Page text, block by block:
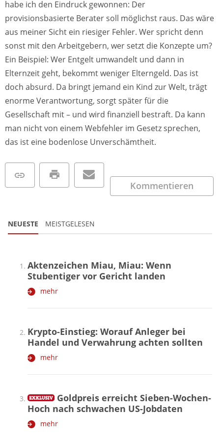
habe ich den Eindruck gewonnen: Der
provisionsbasierte Berater soll möglichst raus. Das wäre
aus meiner Sicht ein riesiger Fehler. Wer spricht denn
sonst mit den Arbeitgebern, wer setzt die Konzepte um?
Ein Beispiel: Wer Entgelt umwandelt und dann in
Elternzeit geht, bekommt weniger Elterngeld. Das ist
doch absurd. Da bringt jemand ein Kind zur Welt, trägt
enorme Verantwortung, sorgt später für die
Gesellschaft mit – und wird finanziell bestraft. Da kann
man nicht von einem Webfehler im Gesetz sprechen,
das ist eine bodenlose Unverschämtheit.
Kommentieren
NEUESTE MEISTGELESEN
Aktenzeichen Miau, Miau: Wenn
Stubentiger vor Gericht landen
mehr
Krypto-Einstieg: Worauf Anleger bei
Handel und Verwahrung achten sollten
mehr
Goldpreis erreicht Sieben-Wochen-
Hoch nach schwachen US-Jobdaten
mehr